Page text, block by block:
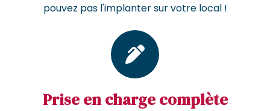
pouvez pas l'implanter sur votre local !
Prise en charge complète